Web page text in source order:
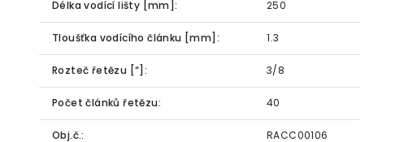
Délka vodící lišty [mm]: 250
Tloušťka vodícího článku [mm]: 1.3
Rozteč řetězu [“]: 3/8
Počet článků řetězu: 40
Obj.č.: RACC00106